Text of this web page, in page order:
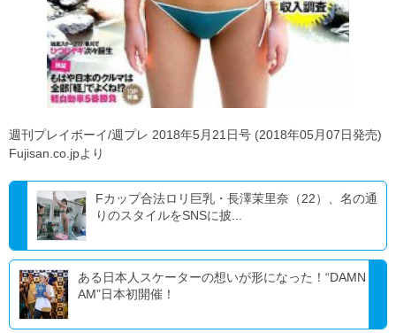
週刊プレイボーイ/週プレ 2018年5月21日号 (2018年05月07日発売)
Fujisan.co.jpより
Fカップ合法ロリ巨乳・長澤茉里奈（22）、名の通
りのスタイルをSNSに披...
ある日本人スケーターの想いが形になった！“DAMN
AM”日本初開催！